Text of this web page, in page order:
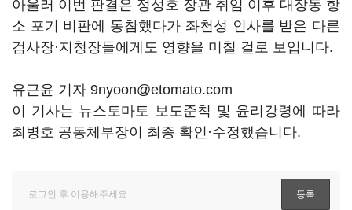
아울러 이번 판결은 정성호 장관 취임 이후 대장동 항
소 포기 비판에 동참했다가 좌천성 인사를 받은 다른
검사장·지청장들에게도 영향을 미칠 걸로 보입니다.
유근윤 기자 9nyoon@etomato.com
이 기사는 뉴스토마토 보도준칙 및 윤리강령에 따라
최병호 공동체부장이 최종 확인·수정했습니다.